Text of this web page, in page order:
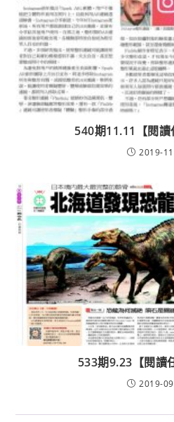
540期11.11【閱讀
2019-
533期9.23【閱讀
2019-